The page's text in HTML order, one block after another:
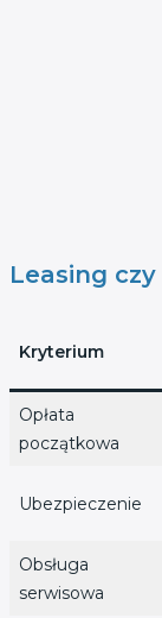
Leasing
Kryterium
Opłata
początkowa
Ubezpieczenie
Obsługa
serwisowa